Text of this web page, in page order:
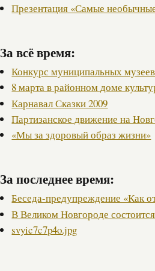
Презентация «Самые
За всё время:
Конкурс муниципальных музеев
8 марта в районном доме
Карнавал Сказки 2009
Партизанское движение на
«Мы за здоровый образ жизни»
За последнее время:
Беседа-предупреждение «Как
В Великом Новгороде
svyic7c7p4o.jpg